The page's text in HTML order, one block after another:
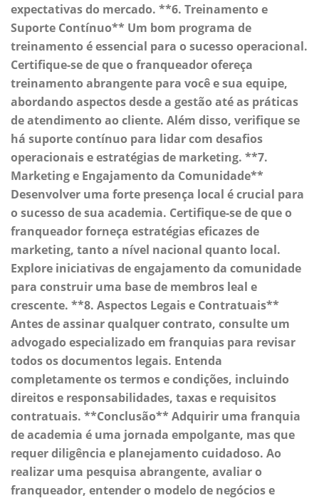
expectativas do mercado. **6. Treinamento e
Suporte Contínuo** Um bom programa de
treinamento é essencial para o sucesso operacional.
Certifique-se de que o franqueador ofereça
treinamento abrangente para você e sua equipe,
abordando aspectos desde a gestão até as práticas
de atendimento ao cliente. Além disso, verifique se
há suporte contínuo para lidar com desafios
operacionais e estratégias de marketing. **7.
Marketing e Engajamento da Comunidade**
Desenvolver uma forte presença local é crucial para
o sucesso de sua academia. Certifique-se de que o
franqueador forneça estratégias eficazes de
marketing, tanto a nível nacional quanto local.
Explore iniciativas de engajamento da comunidade
para construir uma base de membros leal e
crescente. **8. Aspectos Legais e Contratuais**
Antes de assinar qualquer contrato, consulte um
advogado especializado em franquias para revisar
todos os documentos legais. Entenda
completamente os termos e condições, incluindo
direitos e responsabilidades, taxas e requisitos
contratuais. **Conclusão** Adquirir uma franquia
de academia é uma jornada empolgante, mas que
requer diligência e planejamento cuidadoso. Ao
realizar uma pesquisa abrangente, avaliar o
franqueador, entender o modelo de negócios e